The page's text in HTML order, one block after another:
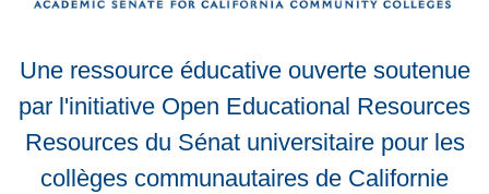
Une ressource éducative ouverte soutenue
par l'initiative Open Educational Resources
Resources du Sénat universitaire pour les
collèges communautaires de Californie